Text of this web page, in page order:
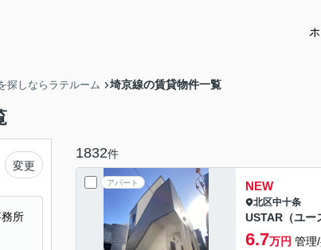
探しならラテルーム 埼京線の賃貸物件一覧
1832件
アパート NEW
北区中十条
USTAR（ユー
6.7万円 管理
変更
所